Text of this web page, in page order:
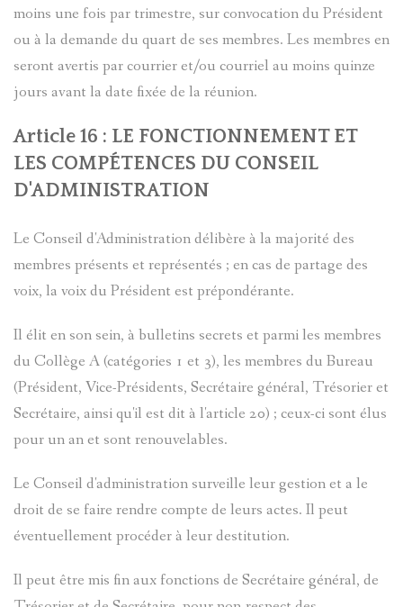
moins une fois par trimestre, sur convocation du Président
ou à la demande du quart de ses membres. Les membres en
seront avertis par courrier et/ou courriel au moins quinze
jours avant la date fixée de la réunion.
Article 16 : LE FONCTIONNEMENT ET
LES COMPÉTENCES DU CONSEIL
D'ADMINISTRATION
Le Conseil d'Administration délibère à la majorité des
membres présents et représentés ; en cas de partage des
voix, la voix du Président est prépondérante.
Il élit en son sein, à bulletins secrets et parmi les membres
du Collège A (catégories 1 et 3), les membres du Bureau
(Président, Vice-Présidents, Secrétaire général, Trésorier et
Secrétaire, ainsi qu'il est dit à l'article 20) ; ceux-ci sont élus
pour un an et sont renouvelables.
Le Conseil d'administration surveille leur gestion et a le
droit de se faire rendre compte de leurs actes. Il peut
éventuellement procéder à leur destitution.
Il peut être mis fin aux fonctions de Secrétaire général, de